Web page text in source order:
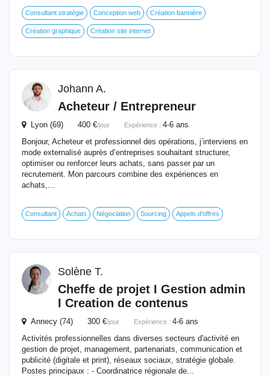
Consultant stratégie Conception web Création bannière
Création graphique Création site internet
Johann A.
Acheteur / Entrepreneur
Lyon (69) 400 €/jour Expérience : 4-6 ans
Bonjour, Acheteur et professionnel des opérations, j’interviens en
mode externalisé auprès d’entreprises souhaitant structurer,
optimiser ou renforcer leurs achats, sans passer par un
recrutement. Mon parcours combine des expériences en
achats,...
Consultant Achats Négociation Sourcing Appels d'offres
Solène T.
Cheffe de projet I Gestion admin
I Creation de contenus
Annecy (74) 300 €/jour Expérience : 4-6 ans
Activités professionnelles dans diverses secteurs d'activité en
gestion de projet, management, partenariats, communication et
publicité (digitale et print), réseaux sociaux, stratégie globale.
Postes principaux : - Coordinatrice régionale de...